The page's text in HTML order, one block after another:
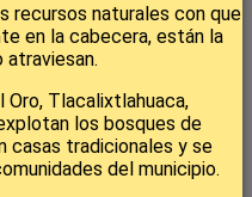
recursos naturales con que
en la cabecera, están la
atraviesan.
Oro, Tlacalixtlahuaca,
los bosques de
casas tradicionales y se
del municipio.